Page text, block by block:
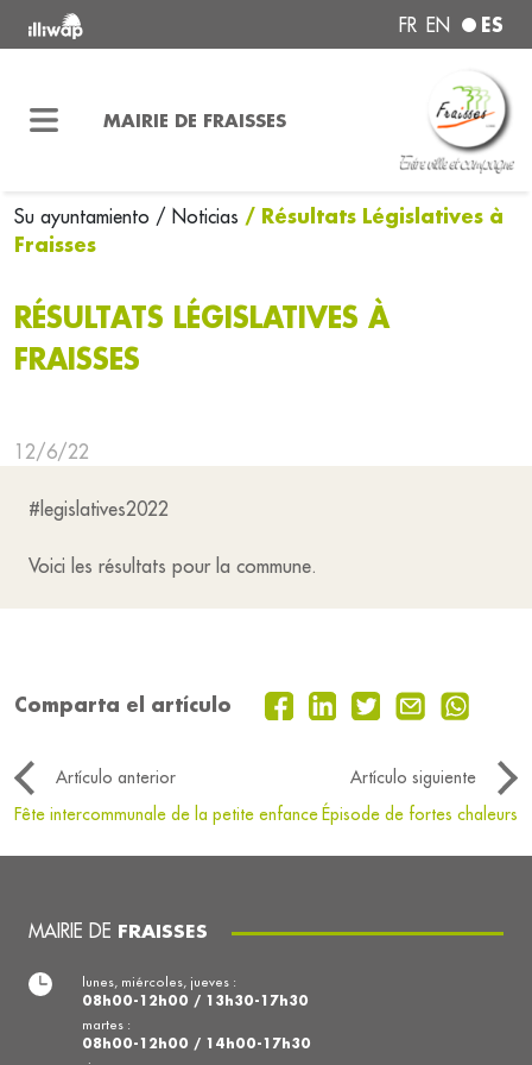
FR EN ES
MAIRIE DE FRAISSES
Su ayuntamiento / Noticias / Résultats Législatives à
Fraisses
RÉSULTATS LÉGISLATIVES À
FRAISSES
12/6/22
#legislatives2022
Voici les résultats pour la commune.
Comparta el artículo
Artículo anterior
Artículo siguiente
Fête intercommunale de la petite enfance Épisode de fortes chaleurs
MAIRIE DE FRAISSES
lunes, miércoles, jueves :
08h00-12h00 / 13h30-17h30
martes :
08h00-12h00 / 14h00-17h30